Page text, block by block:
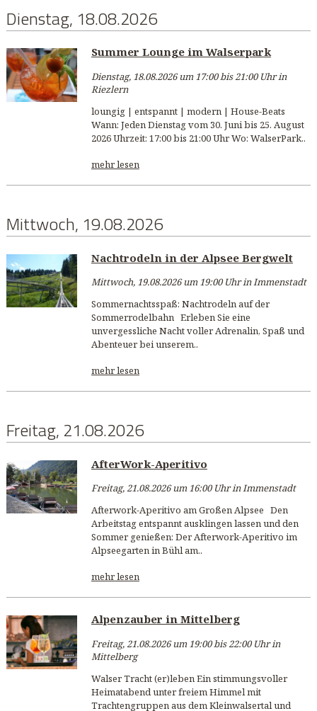
Dienstag, 18.08.2026
Summer Lounge im Walserpark
Dienstag, 18.08.2026 um 17:00 bis 21:00 Uhr in
Riezlern
loungig | entspannt | modern | House-Beats
Wann: Jeden Dienstag vom 30. Juni bis 25. August
2026 Uhrzeit: 17:00 bis 21:00 Uhr Wo: WalserPark..
mehr lesen
Mittwoch, 19.08.2026
Nachtrodeln in der Alpsee Bergwelt
Mittwoch, 19.08.2026 um 19:00 Uhr in Immenstadt
Sommernachtsspaß: Nachtrodeln auf der
Sommerrodelbahn Erleben Sie eine
unvergessliche Nacht voller Adrenalin, Spaß und
Abenteuer bei unserem..
mehr lesen
Freitag, 21.08.2026
AfterWork-Aperitivo
Freitag, 21.08.2026 um 16:00 Uhr in Immenstadt
Afterwork-Aperitivo am Großen Alpsee Den
Arbeitstag entspannt ausklingen lassen und den
Sommer genießen: Der Afterwork-Aperitivo im
Alpseegarten in Bühl am..
mehr lesen
Alpenzauber in Mittelberg
Freitag, 21.08.2026 um 19:00 bis 22:00 Uhr in
Mittelberg
Walser Tracht (er)leben Ein stimmungsvoller
Heimatabend unter freiem Himmel mit
Trachtengruppen aus dem Kleinwalsertal und